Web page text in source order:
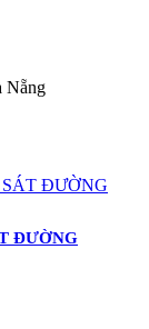
Nẵng
ĐƯỜNG